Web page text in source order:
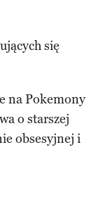
się
na Pokemony
o starszej
obsesyjnej i